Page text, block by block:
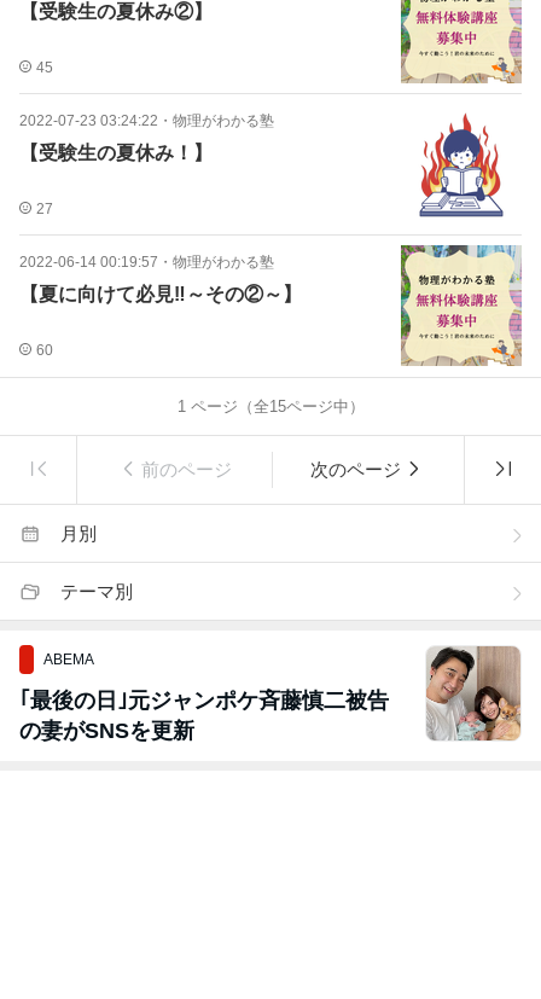
【受験生の夏休み②】
45
2022-07-23 03:24:22 ・ 物理がわかる塾
【受験生の夏休み！】
27
2022-06-14 00:19:57 ・ 物理がわかる塾
【夏に向けて必見‼～その②～】
60
1ページ（全15ページ中）
前のページ 次のページ
月別
テーマ別
ABEMA
｢最後の日｣元ジャンポケ斉藤慎二被告
の妻がSNSを更新